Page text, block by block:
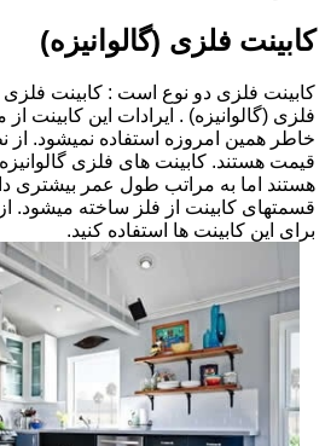
کابینت فلزی (گالوانیزه)
کابینت فلزی دو نوع است : کابینت فلزی
فلزی (گالوانیزه) . ایرادات این کابینت
خاطر همین امروزه استفاده نمیشود. از
قیمت هستند. کابینت های فلزی
هستند اما به مراتب طول عمر بیشتری
قسمتهای کابینت از فلز ساخته میشود.
برای این کابینت ها استفاده کنید.